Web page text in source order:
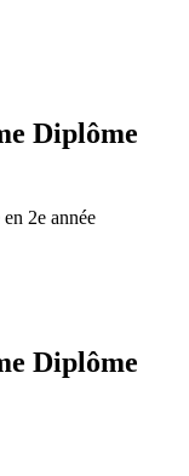
Diplôme
2e année
Diplôme